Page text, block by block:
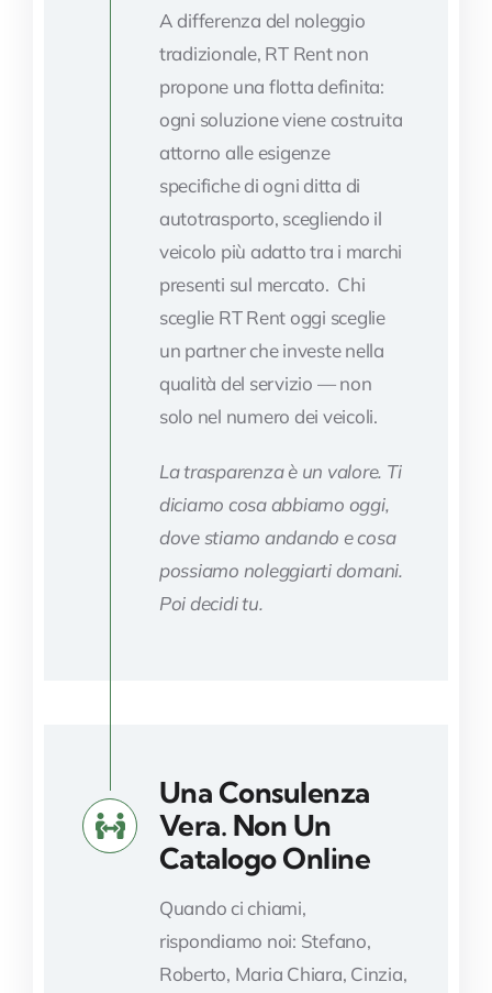
A differenza del noleggio
tradizionale, RT Rent non
propone una flotta definita:
ogni soluzione viene costruita
attorno alle esigenze
specifiche di ogni ditta di
autotrasporto, scegliendo il
veicolo più adatto tra i marchi
presenti sul mercato. Chi
sceglie RT Rent oggi sceglie
un partner che investe nella
qualità del servizio — non
solo nel numero dei veicoli.
La trasparenza è un valore. Ti
diciamo cosa abbiamo oggi,
dove stiamo andando e cosa
possiamo noleggiarti domani.
Poi decidi tu.
Una Consulenza
Vera. Non Un
Catalogo Online
Quando ci chiami,
rispondiamo noi: Stefano,
Roberto, Maria Chiara, Cinzia,